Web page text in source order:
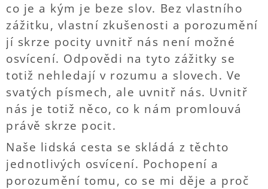
co je a kým je beze slov. Bez vlastního
zážitku, vlastní zkušenosti a porozumění
jí skrze pocity uvnitř nás není možné
osvícení. Odpovědi na tyto zážitky se
totiž nehledají v rozumu a slovech. Ve
svatých písmech, ale uvnitř nás. Uvnitř
nás je totiž něco, co k nám promlouvá
právě skrze pocit.
Naše lidská cesta se skládá z těchto
jednotlivých osvícení. Pochopení a
porozumění tomu, co se mi děje a proč